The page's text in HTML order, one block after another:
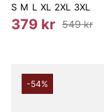
S M L XL 2XL 3XL
379 kr 549 kr
-54%